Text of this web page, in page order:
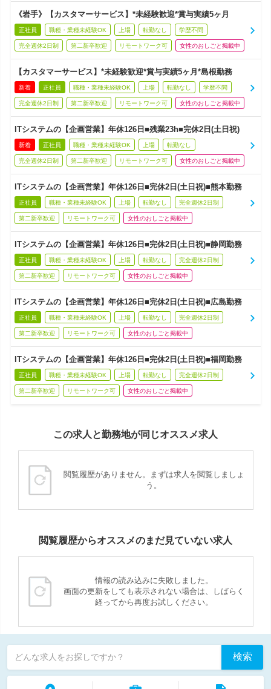
《岩手》【カスタマーサービス】*未経験歓迎*賞与実績5ヶ月
正社員 職種・業種未経験OK 上場 転勤なし 学歴不問
完全週休2日制 第二新卒歓迎 リモートワーク可 女性のおしごと掲載中
【カスタマーサービス】*未経験歓迎*賞与実績5ヶ月*島根勤務
新着 正社員 職種・業種未経験OK 上場 転勤なし 学歴不問
完全週休2日制 第二新卒歓迎 リモートワーク可 女性のおしごと掲載中
ITシステムの【企画営業】年休126日■残業23h■完休2日(土日祝)
新着 正社員 職種・業種未経験OK 上場 転勤なし
完全週休2日制 第二新卒歓迎 リモートワーク可 女性のおしごと掲載中
ITシステムの【企画営業】年休126日■完休2日(土日祝)■熊本勤務
正社員 職種・業種未経験OK 上場 転勤なし 完全週休2日制
第二新卒歓迎 リモートワーク可 女性のおしごと掲載中
ITシステムの【企画営業】年休126日■完休2日(土日祝)■静岡勤務
正社員 職種・業種未経験OK 上場 転勤なし 完全週休2日制
第二新卒歓迎 リモートワーク可 女性のおしごと掲載中
ITシステムの【企画営業】年休126日■完休2日(土日祝)■広島勤務
正社員 職種・業種未経験OK 上場 転勤なし 完全週休2日制
第二新卒歓迎 リモートワーク可 女性のおしごと掲載中
ITシステムの【企画営業】年休126日■完休2日(土日祝)■福岡勤務
正社員 職種・業種未経験OK 上場 転勤なし 完全週休2日制
第二新卒歓迎 リモートワーク可 女性のおしごと掲載中
この求人と勤務地が同じオススメ求人
閲覧履歴がありません。まずは求人を閲覧しましょ
う。
閲覧履歴からオススメのまだ見ていない求人
情報の読み込みに失敗しました。
画面の更新をしても表示されない場合は、しばらく
経ってから再度お試しください。
どんな求人をお探しですか？ 検索